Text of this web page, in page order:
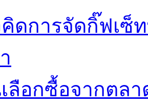
ดการจัดกิ๊ฟเซ็
ลือกซื้อจากตล